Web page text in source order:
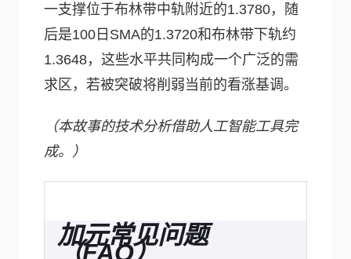
一支撑位于布林带中轨附近的1.3780，随
后是100日SMA的1.3720和布林带下轨约
1.3648，这些水平共同构成一个广泛的需
求区，若被突破将削弱当前的看涨基调。
（本故事的技术分析借助人工智能工具完
成。）
加元常见问题
（FAQ）